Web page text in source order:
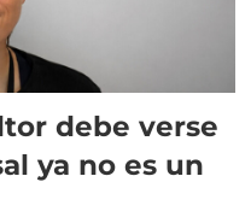
debe verse
ya no es un